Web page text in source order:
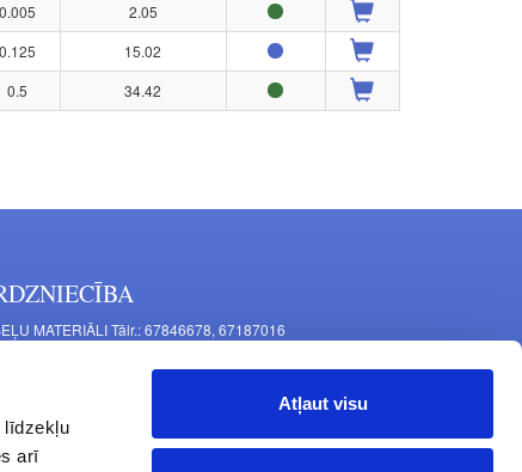
līdzekļu
arī
Atļaut visu
0.005 2.05
0.125
15.02
0.5 34.42
MATERIĀLI Tālr.: 67846678, 67187016
iela 11, Rīga, LV-1063, Latvija
MĒBELĒM Tālr.: 67846682, 67844884
iela 452, Rīga, LV-1063, Latvija